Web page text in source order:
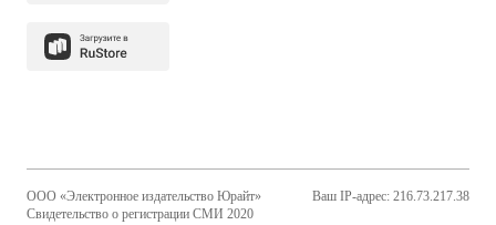
ООО «Электронное издательство Юрайт»
Свидетельство о регистрации СМИ 2020
Ваш IP-адрес: 216.73.217.38